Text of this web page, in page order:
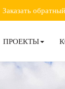
Заказать
ПРОЕКТЫ